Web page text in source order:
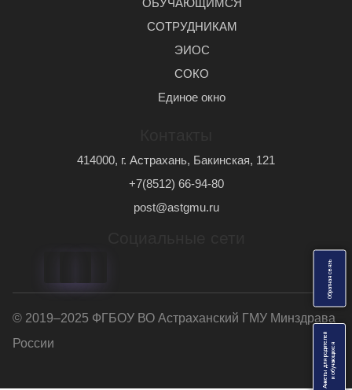
О
б
р
а
т
н
а
я
с
в
я
з
ь
Анкеты для родителей иобучающихс
я
ОБУЧАЮЩИМСЯ
СОТРУДНИКАМ
ЭИОС
СОКО
Единое окно
414000, г. Астрахань, Бакинская, 121
+7(8512) 66-94-80
post@astgmu.ru
© 2019–2025 ФГБОУ ВО Астраханский ГМУ Минздрава
России